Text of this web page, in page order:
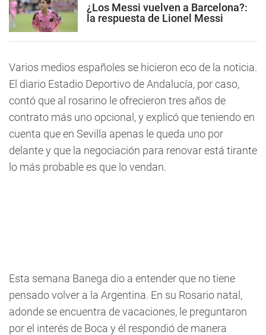
¿Los Messi vuelven a Barcelona?:
la respuesta de Lionel Messi
Varios medios españoles se hicieron eco de la noticia.
El diario Estadio Deportivo de Andalucía, por caso,
contó que al rosarino le ofrecieron tres años de
contrato más uno opcional, y explicó que teniendo en
cuenta que en Sevilla apenas le queda uno por
delante y que la negociación para renovar está tirante
lo más probable es que lo vendan.
Esta semana Banega dio a entender que no tiene
pensado volver a la Argentina. En su Rosario natal,
adonde se encuentra de vacaciones, le preguntaron
por el interés de Boca y él respondió de manera